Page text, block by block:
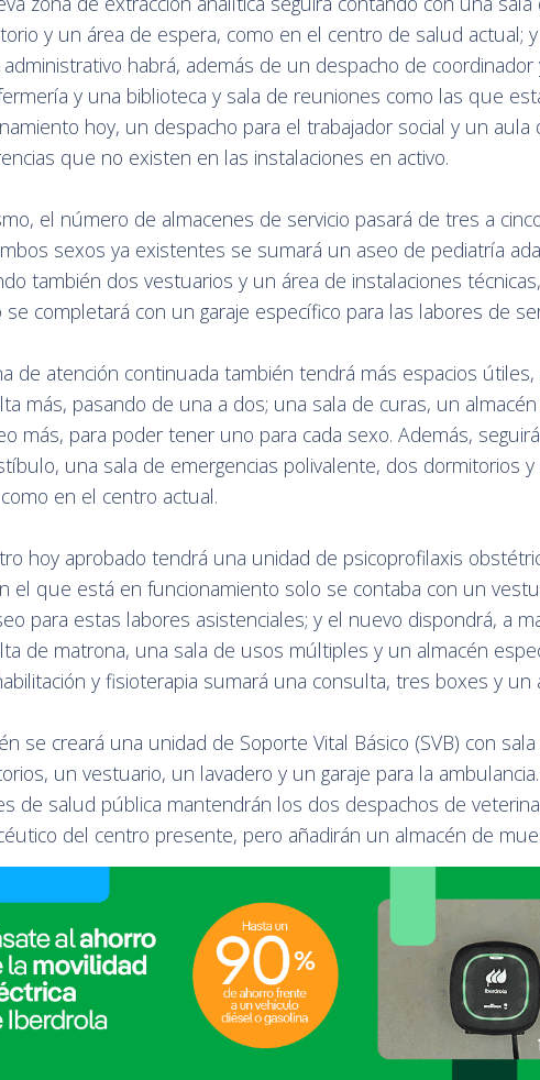
y un área de espera, como en el centro de salud actual;
administrativo habrá, además de un despacho de
y una biblioteca y sala de reuniones como las que
hoy, un despacho para el trabajador social y un aula
que no existen en las instalaciones en activo.
el número de almacenes de servicio pasará de tres a
sexos ya existentes se sumará un aseo de pediatría
también dos vestuarios y un área de instalaciones
se completará con un garaje específico para las labores de
de atención continuada también tendrá más espacios
más, pasando de una a dos; una sala de curas, un
más, para poder tener uno para cada sexo. Además,
una sala de emergencias polivalente, dos dormitorios
en el centro actual.
hoy aprobado tendrá una unidad de psicoprofilaxis
el que está en funcionamiento solo se contaba con un
para estas labores asistenciales; y el nuevo dispondrá, a
de matrona, una sala de usos múltiples y un almacén
y fisioterapia sumará una consulta, tres boxes y un
se creará una unidad de Soporte Vital Básico (SVB) con
un vestuario, un lavadero y un garaje para la
de salud pública mantendrán los dos despachos de
del centro presente, pero añadirán un almacén de